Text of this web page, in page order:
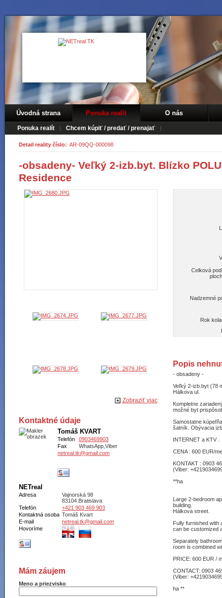
Úvodná strana Ponuka realít
Ponuka realít Chcem kúpiť / predať / prenajať
O nás
Detail reality číslo: AR-09QQ-000098
-obsadeny- Veľký 2-izb.byt. Blízko
Residence
Zobraziť viac
Kontaktné údaje
Tomáš KVART
Telefón
0903469903
Fax
WhatsApp,Viber
netreal.tk@gmail.com
NETreal
Adresa
Vajnorská 98
83104 Bratislava
Telefón
+421 903 469 903
Kontaktná osoba Tomáš Kvart
E-mail
netreal.tk@gmail.com
Hovoríme
Mám záujem
Meno a priezvisko
Celková
Nadzemné
Rok
Popis
- obsadeny -
Veľký 2-izb.byt (78
Hálkova ul.
Kompletne
možné byt
Samostatne
šatník. Obývacia
INTERNET a KTV .
CENA : 600 EUR/
KONTAKT : 0903
(Viber:
**ha
Large 2-bedroom
building.
Hálkova street.
Fully furnished with
can be customized
Separately
room is combined
PRICE: 600 EUR /
CONTACT: 0903
(Viber:
ha **